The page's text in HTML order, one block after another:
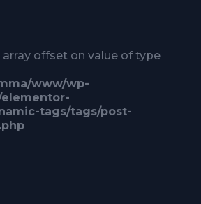
array offset on value of type
www/wp-
tags/tags/post-